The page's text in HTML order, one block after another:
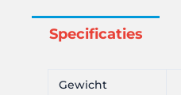
Specificaties
Gewicht